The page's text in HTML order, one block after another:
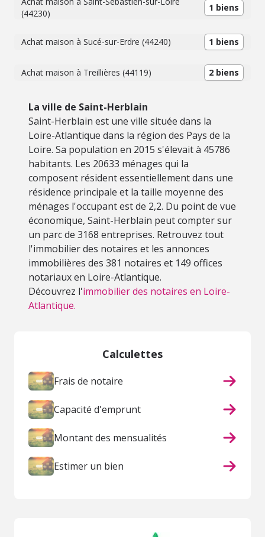
(44230)
1 biens
Achat maison à Sucé-sur-Erdre (44240) 1 biens
Achat maison à Treillières (44119) 2 biens
La ville de Saint-Herblain
Saint-Herblain est une ville située dans la
Loire-Atlantique dans la région des Pays de la
Loire. Sa population en 2015 s'élevait à 45786
habitants. Les 20633 ménages qui la
composent résident essentiellement dans une
résidence principale et la taille moyenne des
ménages l'occupant est de 2,2. Du point de vue
économique, Saint-Herblain peut compter sur
un parc de 3168 entreprises. Retrouvez tout
l'immobilier des notaires et les annonces
immobilières des 381 notaires et 149 offices
notariaux en Loire-Atlantique.
Découvrez l'immobilier des notaires en Loire-
Atlantique.
Calculettes
Frais de notaire
Capacité d'emprunt
Montant des mensualités
Estimer un bien